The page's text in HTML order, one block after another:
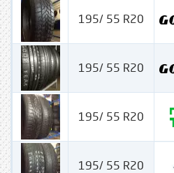
195/ 55 R20
195/ 55 R20
195/ 55 R20
195/ 55 R20